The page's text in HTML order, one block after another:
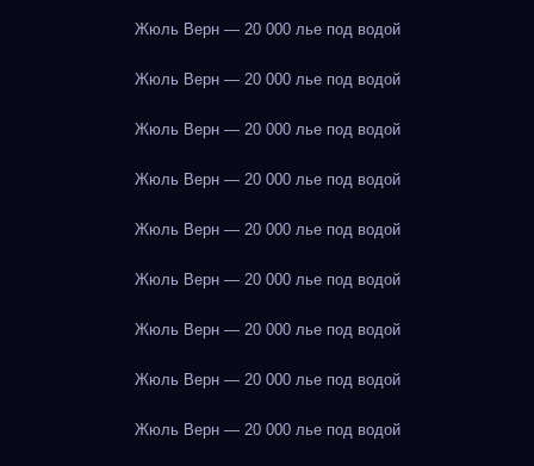
Жюль Верн — 20 000 лье под водой
Жюль Верн — 20 000 лье под водой
Жюль Верн — 20 000 лье под водой
Жюль Верн — 20 000 лье под водой
Жюль Верн — 20 000 лье под водой
Жюль Верн — 20 000 лье под водой
Жюль Верн — 20 000 лье под водой
Жюль Верн — 20 000 лье под водой
Жюль Верн — 20 000 лье под водой